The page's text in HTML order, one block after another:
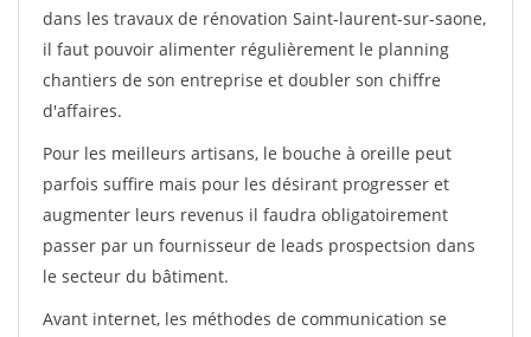
dans les travaux de rénovation Saint-laurent-sur-saone,
il faut pouvoir alimenter régulièrement le planning
chantiers de son entreprise et doubler son chiffre
d'affaires.
Pour les meilleurs artisans, le bouche à oreille peut
parfois suffire mais pour les désirant progresser et
augmenter leurs revenus il faudra obligatoirement
passer par un fournisseur de leads prospectsion dans
le secteur du bâtiment.
Avant internet, les méthodes de communication se